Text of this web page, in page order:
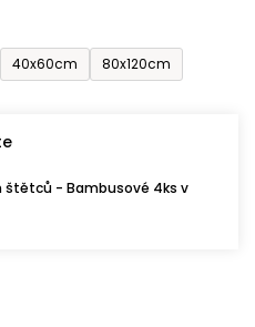
40x60cm 80x120cm
štětců - Bambusové 4ks v